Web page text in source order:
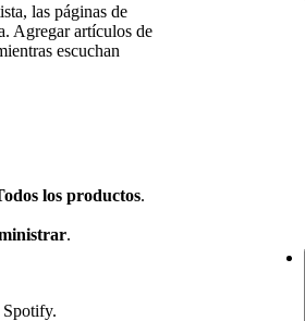
las páginas de
Agregar artículos de
escuchan
los productos.
.
Spotify.